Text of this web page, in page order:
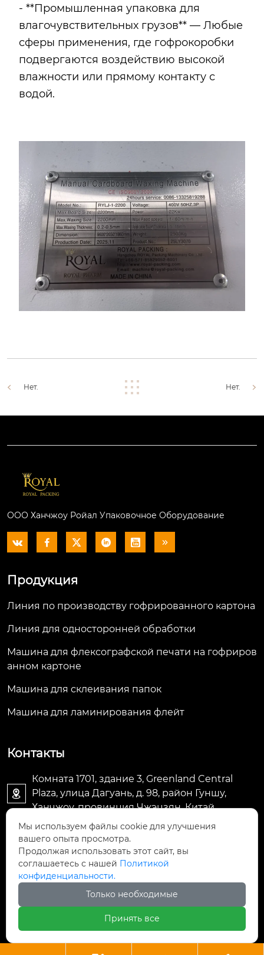
- **Промышленная упаковка для
влагочувствительных грузов** — Любые
сферы применения, где гофрокоробки
подвергаются воздействию высокой
влажности или прямому контакту с
водой.
Нет. Нет.
ООО Ханчжоу Ройал Упаковочное Оборудование
     
Продукция
Линия по производству гофрированного картона
Линия для односторонней обработки
Машина для флексографской печати на гофриров
анном картоне
Машина для склеивания папок
Машина для ламинирования флейт
Контакты

Комната 1701, здание 3, Greenland Central
Plaza, улица Дагуань, д. 98, район Гуншу,
Ханчжоу, провинция Чжэцзян, Китай
 machine@royal-packing.com
 +86-571-85829052
+8613325819288
Авторское право © ООО Ханчжоу Ройал Упаковочное
Мы используем файлы cookie для улучшения
вашего опыта просмотра.
Продолжая использовать этот сайт, вы
соглашаетесь с нашей Политикой
конфиденциальности.
Только необходимые
Принять все